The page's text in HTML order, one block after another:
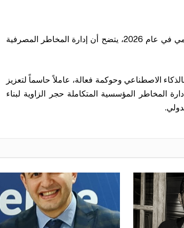
في ضوء التحديات المتسارعة التي يشهدها النظام المالي العالمي في عام 2026، يتضح أن إدارة المخاطر المصرفية
الاصطناعي وحوكمة فعالة، عاملاً حاسماً لتعزيز
المخاطر المؤسسية المتكاملة حجر الزاوية لبناء